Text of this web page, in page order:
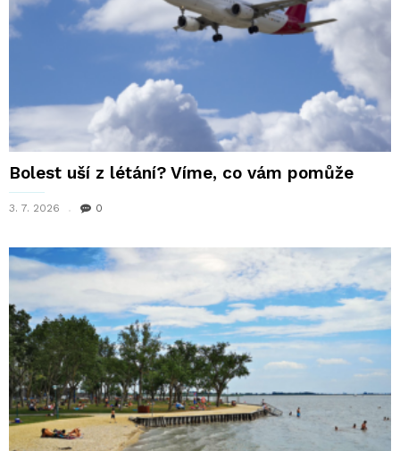
Bolest uší z létání? Víme, co vám pomůže
3. 7. 2026 0